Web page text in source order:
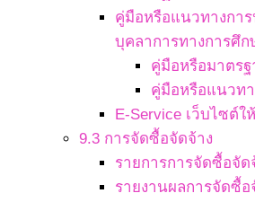
คู่มือหรือแนวทางกา
บุคลาการทางการศึก
คู่มือหรือมาตร
คู่มือหรือแนวท
E-Service เว็บไซต์ใ
9.3 การจัดซื้อจัดจ้าง
รายการการจัดซื้อจั
รายงานผลการจัดซื้